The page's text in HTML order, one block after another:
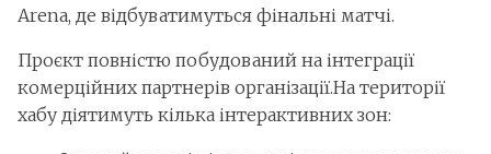
Arena, де відбуватимуться фінальні матчі.
Проєкт повністю побудований на інтеграції
комерційних партнерів організації.На території
хабу діятимуть кілька інтерактивних зон: